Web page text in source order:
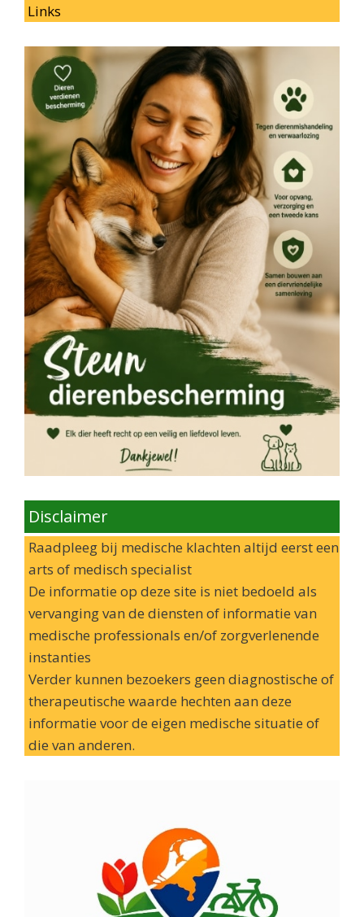
Links
Disclaimer
Raadpleeg bij medische klachten altijd eerst een
arts of medisch specialist
De informatie op deze site is niet bedoeld als
vervanging van de diensten of informatie van
medische professionals en/of zorgverlenende
instanties
Verder kunnen bezoekers geen diagnostische of
therapeutische waarde hechten aan deze
informatie voor de eigen medische situatie of
die van anderen.